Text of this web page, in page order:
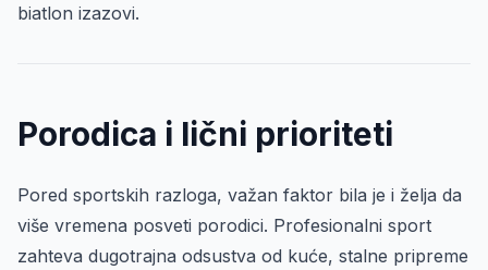
biatlon izazovi.
Porodica i lični prioriteti
Pored sportskih razloga, važan faktor bila je i želja da
više vremena posveti porodici. Profesionalni sport
zahteva dugotrajna odsustva od kuće, stalne pripreme